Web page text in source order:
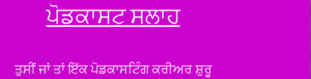
ਪੋਡਕਾਸਟ ਸਲਾਹ
ਤੁਸੀਂ ਜਾਂ ਤਾਂ ਇੱਕ ਪੋਡਕਾਸਟਿੰਗ ਕਰੀਅਰ ਸ਼ੁਰੂ